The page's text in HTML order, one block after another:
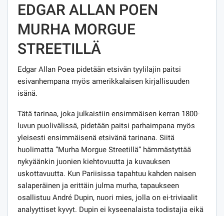
EDGAR ALLAN POEN
MURHA MORGUE
STREETILLÄ
Edgar Allan Poea pidetään etsivän tyylilajin paitsi
esivanhempana myös amerikkalaisen kirjallisuuden
isänä.
Tätä tarinaa, joka julkaistiin ensimmäisen kerran 1800-
luvun puolivälissä, pidetään paitsi parhaimpana myös
yleisesti ensimmäisenä etsivänä tarinana. Siitä
huolimatta ”Murha Morgue Streetillä” hämmästyttää
nykyäänkin juonien kiehtovuutta ja kuvauksen
uskottavuutta. Kun Pariisissa tapahtuu kahden naisen
salaperäinen ja erittäin julma murha, tapaukseen
osallistuu André Dupin, nuori mies, jolla on ei-triviaalit
analyyttiset kyvyt. Dupin ei kyseenalaista todistajia eikä